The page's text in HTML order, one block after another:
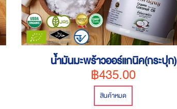
น้ำมันมะพร้าวออร์แกนิค(กระปุก)
฿435.00
สินค้าหมด